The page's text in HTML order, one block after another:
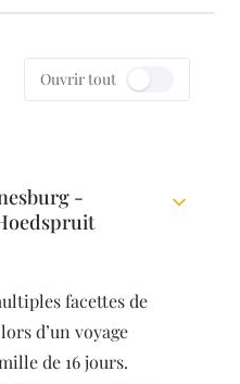
Ouvrir tout
-
facettes de
d’un voyage
de 16 jours.